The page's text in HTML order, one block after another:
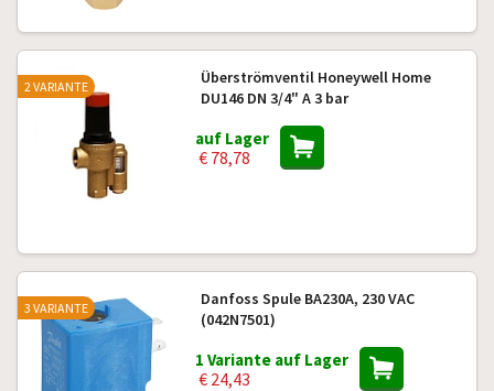
Überströmventil Honeywell Home
DU146 DN 3/4" A 3 bar
auf Lager
€ 78,78
2 VARIANTE
Danfoss Spule BA230A, 230 VAC
(042N7501)
1 Variante auf Lager
€ 24,43
3 VARIANTE